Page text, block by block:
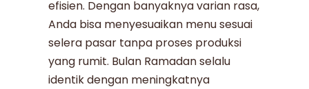
efisien. Dengan banyaknya varian rasa,
Anda bisa menyesuaikan menu sesuai
selera pasar tanpa proses produksi
yang rumit. Bulan Ramadan selalu
identik dengan meningkatnya